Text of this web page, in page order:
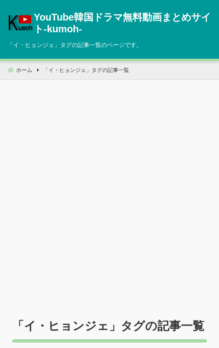
へ
動
YouTube韓国ドラマ無料動画まとめサイ
ト‐kumoh‐
「イ・ヒョンジェ 」タグの記事一覧のページです。
ホーム 「 イ・ヒョンジェ 」タグの記事一覧
「イ・ヒョンジェ 」タグの記事一覧